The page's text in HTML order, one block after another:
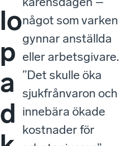
lo
p
a
d
något som varken
gynnar anställda
eller arbetsgivare.
”Det skulle öka
sjukfrånvaron och
innebära ökade
kostnader för